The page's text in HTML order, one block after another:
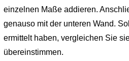
einzelnen Maße addieren.
genauso mit der unteren Wand.
ermittelt haben, vergleichen Sie
übereinstimmen.